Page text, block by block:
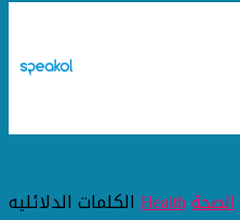
الكلمات الدلائليه Healthالصحة